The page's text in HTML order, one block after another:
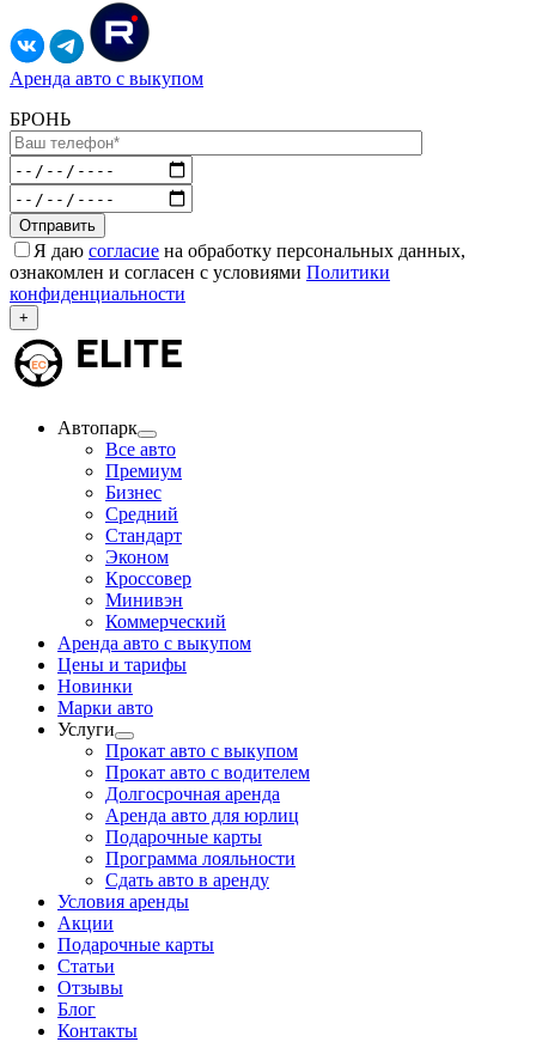
Аренда авто с выкупом
БРОНЬ
Я даю согласие на обработку персональных данных,
ознакомлен и согласен с условиями Политики
конфиденциальности
+
Автопарк
Все авто
Премиум
Бизнес
Средний
Стандарт
Эконом
Кроссовер
Минивэн
Коммерческий
Аренда авто с выкупом
Цены и тарифы
Новинки
Марки авто
Услуги
Прокат авто с выкупом
Прокат авто с водителем
Долгосрочная аренда
Аренда авто для юрлиц
Подарочные карты
Программа лояльности
Сдать авто в аренду
Условия аренды
Акции
Подарочные карты
Статьи
Отзывы
Блог
Контакты